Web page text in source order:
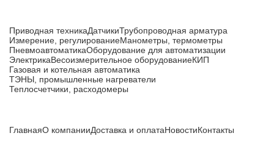
Приводная техникаДатчикиТрубопроводная арматура
Измерение, регулированиеМанометры, термометры
ПневмоавтоматикаОборудование для автоматизации
ЭлектрикаВесоизмерительное оборудованиеКИП
Газовая и котельная автоматика
ТЭНЫ, промышленные нагреватели
Теплосчетчики, расходомеры
ГлавнаяО компанииДоставка и оплатаНовостиКонтакты